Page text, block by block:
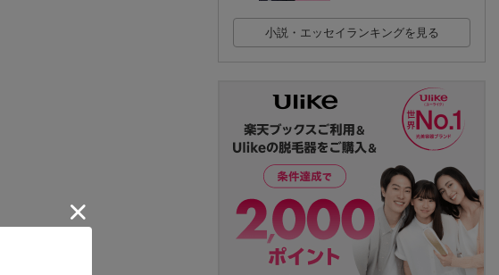
小説・エッセイランキングを見る